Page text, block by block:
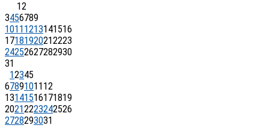
12
3456789
1011 1213141516
17181920212223
24252627282930
31
12345
67891011 12
13141516171819
20212223242526
2728293031